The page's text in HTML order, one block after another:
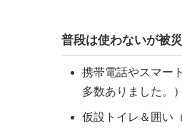
普段は使わないが被
携帯電話やスマー
多数ありました。）
仮設トイレ＆囲い